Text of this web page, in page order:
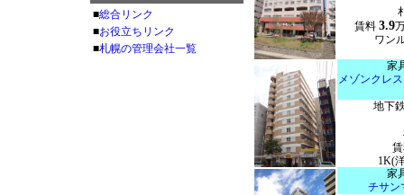
賃料 3.9
ワン
家
メゾンクレ
地下
1K(
家
チサン
■総合リンク
■お役立ちリンク
■札幌の管理会社一覧